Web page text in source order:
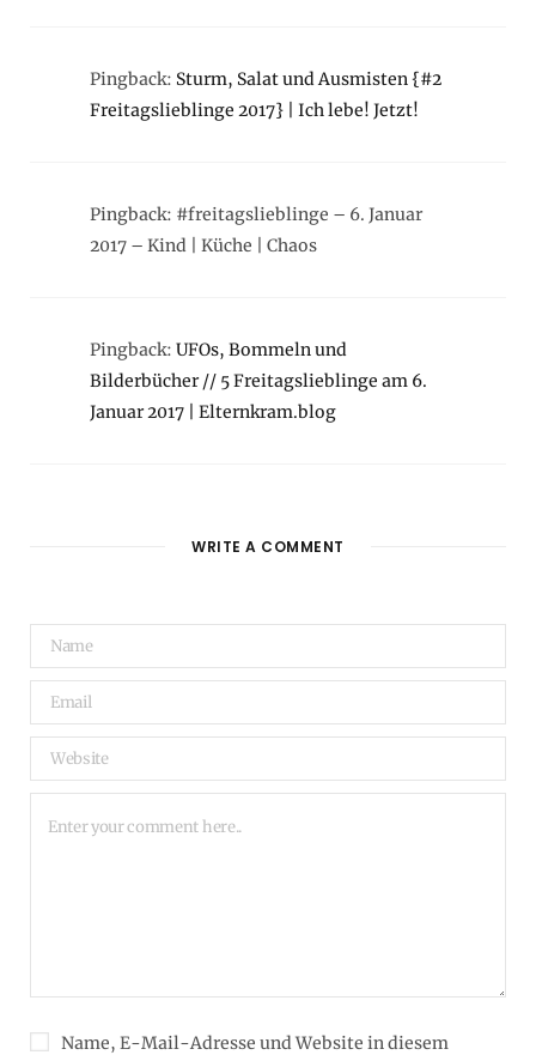
Pingback: Sturm, Salat und Ausmisten {#2
Freitagslieblinge 2017} | Ich lebe! Jetzt!
Pingback: #freitagslieblinge – 6. Januar
2017 – Kind | Küche | Chaos
Pingback: UFOs, Bommeln und
Bilderbücher // 5 Freitagslieblinge am 6.
Januar 2017 | Elternkram.blog
WRITE A COMMENT
Name, E-Mail-Adresse und Website in diesem